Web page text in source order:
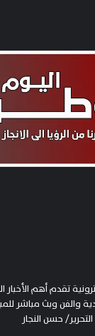
تقدم أهم الأخبار
والفن وبث مباشر
التحرير/ حسن النجار